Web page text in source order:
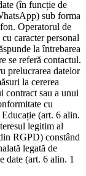
(în funcție de
sub forma
Operatorul de
caracter personal
la întrebarea
se referă contactul.
prelucrarea datelor
la cererea
contract sau a unui
cu
(art. 6 alin.
legitim al
RGPD) constând
legată de
date (art. 6 alin. 1